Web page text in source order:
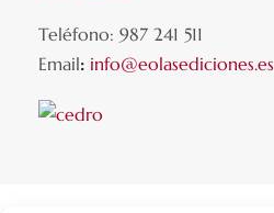
Teléfono: 987 241 511
Email: info@eolasediciones.es